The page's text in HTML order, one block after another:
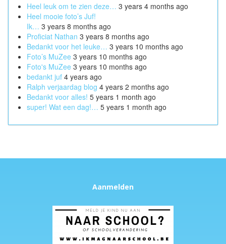
Heel leuk om te zien deze… 3 years 4 months ago
Heel mooie foto’s Juf!
Ik… 3 years 8 months ago
Proficiat Nathan 3 years 8 months ago
Bedankt voor het leuke… 3 years 10 months ago
Foto’s MuZee 3 years 10 months ago
Foto's MuZee 3 years 10 months ago
bedankt juf 4 years ago
Ralph verjaardag blog 4 years 2 months ago
Bedankt voor alles! 5 years 1 month ago
super! Wat een dag!… 5 years 1 month ago
Aanmelden